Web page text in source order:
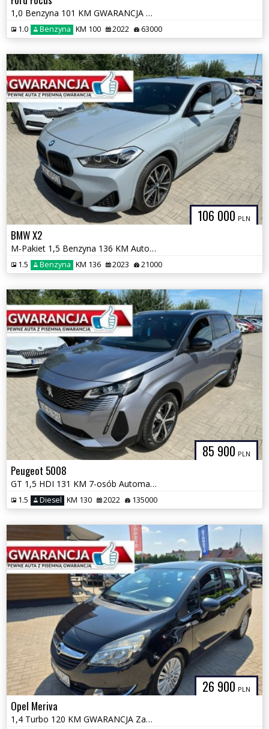
1,0 Benzyna 101 KM GWARANCJA Zamiana Zarejestrowany
1.0 Benzyna KM 100 2022 63000
106 000 PLN
BMW X2
M-Pakiet 1,5 Benzyna 136 KM Automat GWARANCJA Zamiana Zarejestrowany
1.5 Benzyna KM 136 2023 21000
85 900 PLN
Peugeot 5008
GT 1,5 HDI 131 KM 7-osób Automat GWARANCJA Zamiana Zarejestrowany
1.5 Diesel KM 130 2022 135000
26 900 PLN
Opel Meriva
1,4 Turbo 120 KM GWARANCJA Zamiana Zarejestrowany